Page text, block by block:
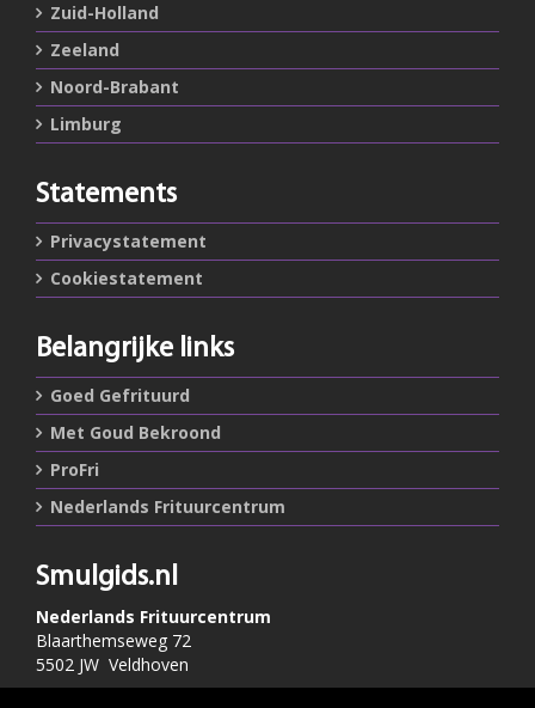
Zuid-Holland
Zeeland
Noord-Brabant
Limburg
Statements
Privacystatement
Cookiestatement
Belangrijke links
Goed Gefrituurd
Met Goud Bekroond
ProFri
Nederlands Frituurcentrum
Smulgids.nl
Nederlands Frituurcentrum
Blaarthemseweg 72
5502 JW Veldhoven